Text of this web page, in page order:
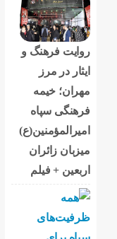
روایت فرهنگ و
ایثار در مرز
مهران؛ خیمه
فرهنگی سپاه
امیرالمؤمنین(ع)
میزبان زائران
اربعین + فیلم